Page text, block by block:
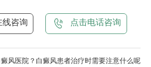
线咨询 点击电话咨询
风医院？白癜风患者治疗时需要注意什么呢